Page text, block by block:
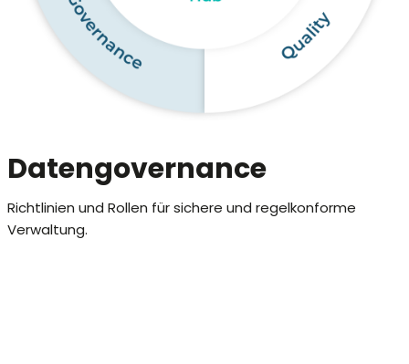
Datengovernance
Richtlinien und Rollen für sichere und regelkonforme
Verwaltung.